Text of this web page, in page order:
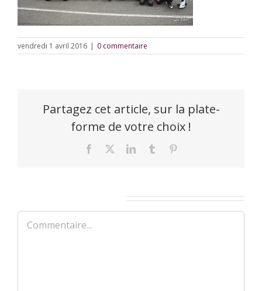
vendredi 1 avril 2016 | 0 commentaire
Partagez cet article, sur la plate-
forme de votre choix !
Facebook LinkedInTumblr
Commentaire